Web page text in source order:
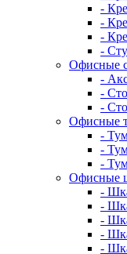
-
-
-
-
Офисные
-
-
-
Офисные
-
-
-
Офисные
-
-
-
-
-